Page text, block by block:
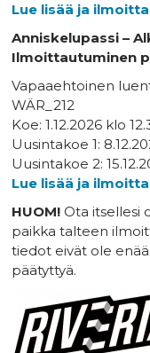
Lue lisää ja
Anniskelupassi –
Ilmoittautuminen
Vapaaehtoinen
WÄR_212
Koe: 1.12.2026 klo
Uusintakoe 1:
Uusintakoe 2:
Lue lisää ja
HUOM! Ota itsellesi
paikka talteen
tiedot eivät ole
päätyttyä.